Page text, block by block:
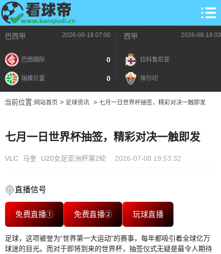
巴西甲 2026-08-18 07:00
巴西国际 0
瑞模贝雷 0
西甲 2026-08-18
拉科鲁尼亚
埃尔切
当前位置: 网站首页> 足球资讯> 七月一日世界杯抽签，精彩对决一触即发
七月一日世界杯抽签，精彩对决一触即发
VLC 马奎 U20女足亚洲杯第2轮 2026-07-08 19:53:32
直播信号
免费直播① 免费直播② 玩球直播
足球，这项被誉为“世界第一大运动”的赛事，每年都吸引着全球亿万
球迷的目光。而对于即将到来的世界杯，抽签仪式无疑是最令人期待